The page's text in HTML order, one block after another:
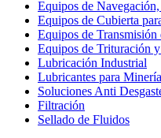
Equipos de
Equipos de Cubierta
Equipos de Transmisión
Equipos de Trituración
Lubricación Industrial
Lubricantes para Minería
Soluciones Anti
Filtración
Sellado de Fluidos